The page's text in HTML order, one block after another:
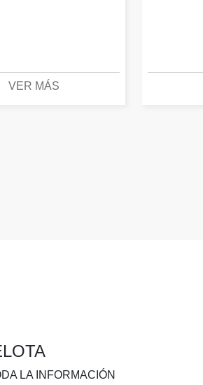
VER MÁS
LA INFORMACIÓN